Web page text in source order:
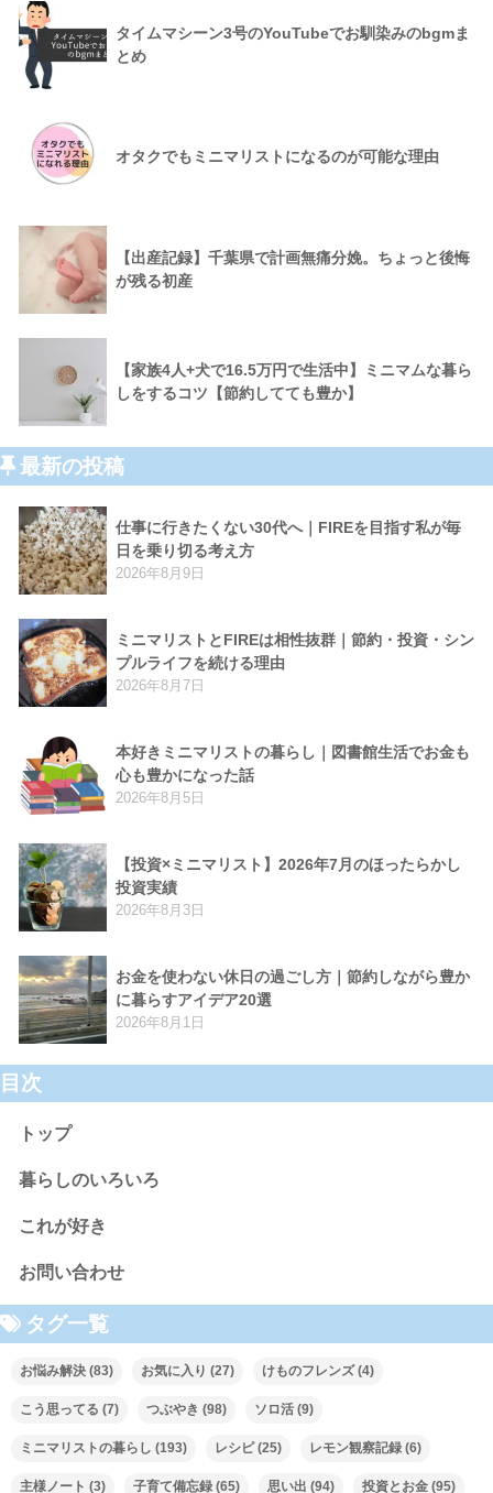
タイムマシーン3号のYouTubeでお馴染みのbgmま
とめ
オタクでもミニマリストになるのが可能な理由
【出産記録】千葉県で計画無痛分娩。ちょっと後悔
が残る初産
【家族4人+犬で16.5万円で生活中】ミニマムな暮ら
しをするコツ【節約してても豊か】
最新の投稿
仕事に行きたくない30代へ｜FIREを目指す私が毎
日を乗り切る考え方
2026年8月9日
ミニマリストとFIREは相性抜群｜節約・投資・シン
プルライフを続ける理由
2026年8月7日
本好きミニマリストの暮らし｜図書館生活でお金も
心も豊かになった話
2026年8月5日
【投資×ミニマリスト】2026年7月のほったらかし
投資実績
2026年8月3日
お金を使わない休日の過ごし方｜節約しながら豊か
に暮らすアイデア20選
2026年8月1日
目次
トップ
暮らしのいろいろ
これが好き
お問い合わせ
タグ一覧
お悩み解決 (83) お気に入り (27) けものフレンズ(4)
こう思ってる (7) つぶやき (98) ソロ活 (9)
ミニマリストの暮らし (193) レシピ(25) レモン観察記録 (6)
主様ノート (3) 子育て備忘録 (65) 思い出 (94) 投資とお金 (95)